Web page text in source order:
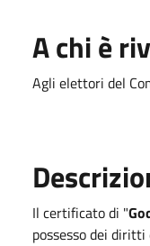
A chi è
Agli elettori del
Il certificato di "
possesso dei